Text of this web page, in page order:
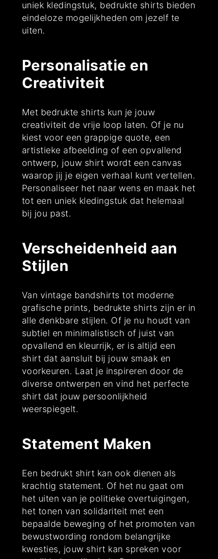
uniek kledingstuk, bedrukte shirts bieden
eindeloze mogelijkheden om jezelf te
uiten.
Personalisatie en
Creativiteit
Met bedrukte shirts kun je jouw
creativiteit de vrije loop laten. Of je nu
kiest voor een grappige quote, een
artistieke afbeelding of een opvallend
ontwerp, jouw shirt wordt een canvas
waarop jij je eigen verhaal kunt vertellen.
Personaliseer het naar wens en maak het
tot een uniek kledingstuk dat helemaal
bij jou past.
Verscheidenheid aan
Stijlen
Van vintage bandshirts tot moderne
grafische prints, bedrukte shirts zijn er in
alle denkbare stijlen. Of je nu houdt van
subtiel en minimalistisch of juist van
opvallend en kleurrijk, er is altijd een
shirt dat aansluit bij jouw smaak en
voorkeuren. Laat je inspireren door de
diverse ontwerpen en vind het perfecte
shirt dat jouw persoonlijkheid
weerspiegelt.
Statement Maken
Een bedrukt shirt kan ook dienen als
krachtig statement. Of het nu gaat om
het uiten van je politieke overtuigingen,
het tonen van solidariteit met een
bepaalde beweging of het promoten van
bewustwording rondom belangrijke
kwesties, jouw shirt kan spreken voor